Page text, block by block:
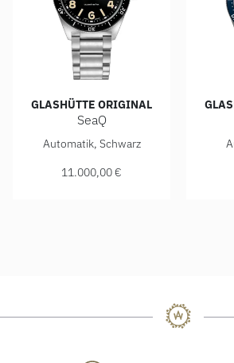
GLASHÜTTE ORIGINAL
SeaQ
Glashütte Original SeaQ, Ref: 1-39-
Automatik, Schwarz
11.000,00 €